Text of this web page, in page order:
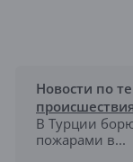
Новости по
В Турции
пожарами в...